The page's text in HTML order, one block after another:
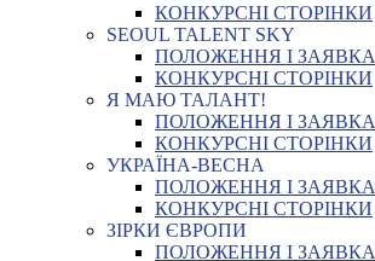
КОНКУРСНІ СТОРІНКИ
SEOUL TALENT SKY
ПОЛОЖЕННЯ І ЗАЯВКА
КОНКУРСНІ СТОРІНКИ
Я МАЮ ТАЛАНТ!
ПОЛОЖЕННЯ І ЗАЯВКА
КОНКУРСНІ СТОРІНКИ
УКРАЇНА-ВЕСНА
ПОЛОЖЕННЯ І ЗАЯВКА
КОНКУРСНІ СТОРІНКИ
ЗІРКИ ЄВРОПИ
ПОЛОЖЕННЯ І ЗАЯВКА